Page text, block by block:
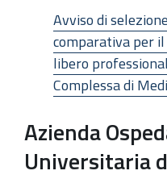
Avviso di
comparativa per
libero
Complessa di
Azienda
Universitaria